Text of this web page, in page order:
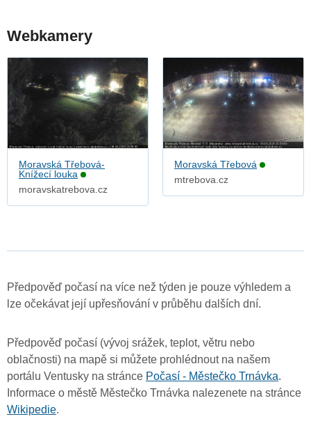
Webkamery
Moravská Třebová-
Knížecí louka
moravskatrebova.cz
Moravská Třebová
mtrebova.cz
Předpověď počasí na více než týden je pouze výhledem a
lze očekávat její upřesňování v průběhu dalších dní.
Předpověď počasí (vývoj srážek, teplot, větru nebo
oblačnosti) na mapě si můžete prohlédnout na našem
portálu Ventusky na stránce Počasí - Městečko Trnávka.
Informace o městě Městečko Trnávka nalezenete na stránce
Wikipedie.